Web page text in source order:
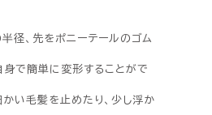
径、先をポニーテールのゴム
で簡単に変形することがで
い毛髪を止めたり、少し浮か